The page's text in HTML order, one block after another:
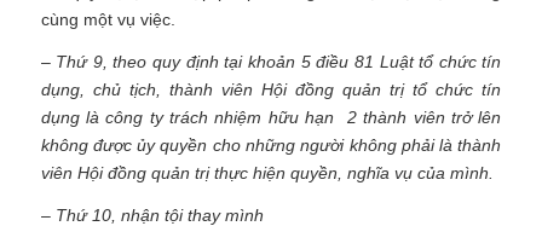
cùng một vụ việc.
– Thứ 9, theo quy định tại khoản 5 điều 81 Luật tổ chức tín
dụng, chủ tịch, thành viên Hội đồng quản trị tổ chức tín
dụng là công ty trách nhiệm hữu hạn 2 thành viên trở lên
không được ủy quyền cho những người không phải là thành
viên Hội đồng quản trị thực hiện quyền, nghĩa vụ của mình.
– Thứ 10, nhận tội thay mình